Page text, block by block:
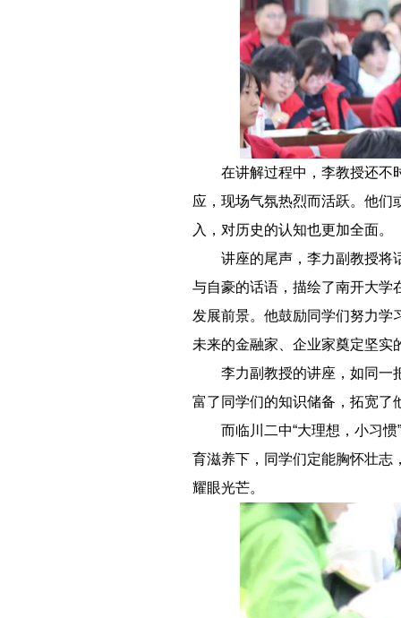
在讲解过程中，李教授还不
应，现场气氛热烈而活跃。他们
入，对历史的认知也更加全面。
讲座的尾声，李力副教授将
与自豪的话语，描绘了南开大学
发展前景。他鼓励同学们努力学
未来的金融家、企业家奠定坚实
李力副教授的讲座，如同一
富了同学们的知识储备，拓宽了
而临川二中“大理想，小习
育滋养下，同学们定能胸怀壮志
耀眼光芒。